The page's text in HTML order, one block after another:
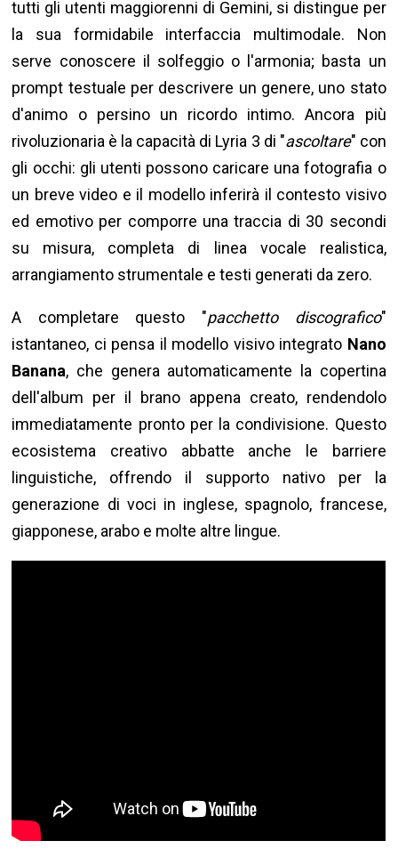
tutti gli utenti maggiorenni di Gemini, si distingue per
la sua formidabile interfaccia multimodale. Non
serve conoscere il solfeggio o l'armonia; basta un
prompt testuale per descrivere un genere, uno stato
d'animo o persino un ricordo intimo. Ancora più
rivoluzionaria è la capacità di Lyria 3 di "ascoltare" con
gli occhi: gli utenti possono caricare una fotografia o
un breve video e il modello inferirà il contesto visivo
ed emotivo per comporre una traccia di 30 secondi
su misura, completa di linea vocale realistica,
arrangiamento strumentale e testi generati da zero.
A completare questo "pacchetto discografico"
istantaneo, ci pensa il modello visivo integrato Nano
Banana, che genera automaticamente la copertina
dell'album per il brano appena creato, rendendolo
immediatamente pronto per la condivisione. Questo
ecosistema creativo abbatte anche le barriere
linguistiche, offrendo il supporto nativo per la
generazione di voci in inglese, spagnolo, francese,
giapponese, arabo e molte altre lingue.